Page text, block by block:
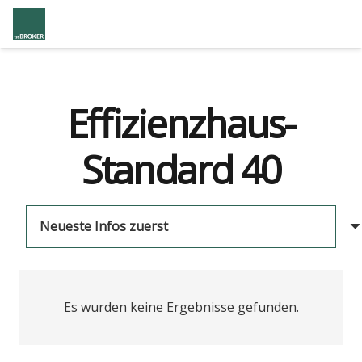
Effizienzhaus-
Standard 40
Es wurden keine Ergebnisse gefunden.